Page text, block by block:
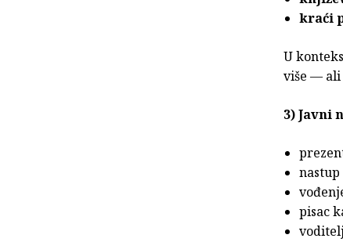
kraći
U
više — ali
3) Javni
pisac